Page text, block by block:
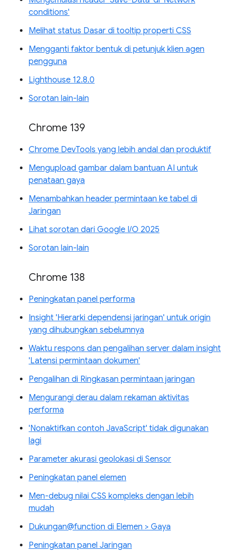
conditions'
Melihat status Dasar di tooltip properti CSS
Mengganti faktor bentuk di petunjuk klien agen
pengguna
Lighthouse 12.8.0
Sorotan lain-lain
Chrome 139
Chrome DevTools yang lebih andal dan produktif
Mengupload gambar dalam bantuan AI untuk
penataan gaya
Menambahkan header permintaan ke tabel di
Jaringan
Lihat sorotan dari Google I/O 2025
Sorotan lain-lain
Chrome 138
Peningkatan panel performa
Insight 'Hierarki dependensi jaringan' untuk origin
yang dihubungkan sebelumnya
Waktu respons dan pengalihan server dalam insight
'Latensi permintaan dokumen'
Pengalihan di Ringkasan permintaan jaringan
Mengurangi derau dalam rekaman aktivitas
performa
'Nonaktifkan contoh JavaScript' tidak digunakan
lagi
Parameter akurasi geolokasi di Sensor
Peningkatan panel elemen
Men-debug nilai CSS kompleks dengan lebih
mudah
Dukungan@function di Elemen > Gaya
Peningkatan panel Jaringan